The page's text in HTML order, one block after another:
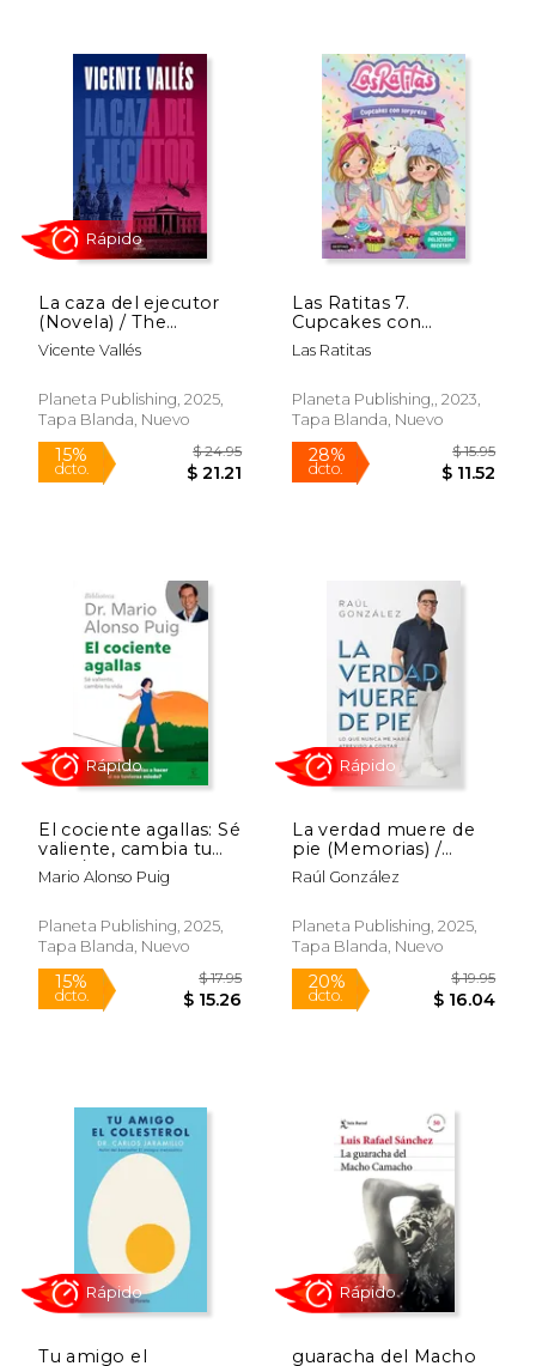
15%
dcto. $ 16.96
15%
dcto.
La caza del ejecutor
(Novela) / The
Executioner Hunt (A
Novel)
Vicente Vallés
Planeta Publishing, 2025,
Tapa Blanda, Nuevo
15%
dcto.
$ 24.95
$ 21.21
Rápido
Las Ratitas 7.
Cupcakes con
Sorpresa
Las Ratitas
Planeta Publishing,, 2023,
Tapa Blanda, Nuevo
28%
dcto.
El cociente agallas: Sé
valiente, cambia tu
vida / The Courage
Factor
Mario Alonso Puig
Planeta Publishing, 2025,
Tapa Blanda, Nuevo
Rápido
La verdad muere de
pie (Memorias) /
Truth Dies Standing
(A Memoir)
Raúl González
Planeta Publishing, 2025,
Tapa Blanda, Nuevo
Rápido
Tu amigo el
guaracha del Macho